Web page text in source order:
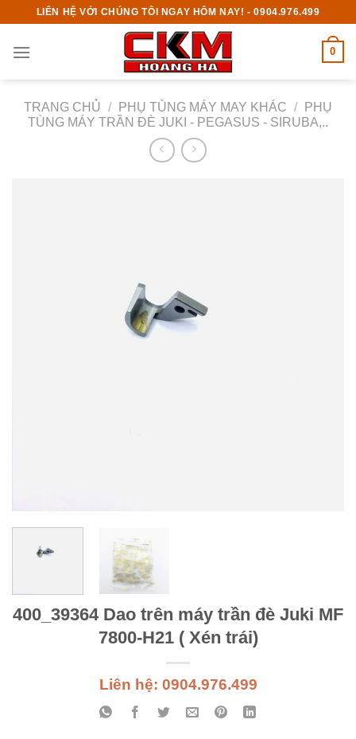
content
LIÊN HỆ VỚI CHÚNG TÔI NGAY HÔM NAY! - 0904.976.499
0
TRANG CHỦ / PHỤ TÙNG MÁY MAY KHÁC /
PHỤ
TÙNG MÁY TRẦN ĐÈ JUKI - PEGASUS - SIRUBA,..
400_39364 Dao trên máy trần đè Juki MF
7800-H21 ( Xén trái)
Liên hệ: 0904.976.499